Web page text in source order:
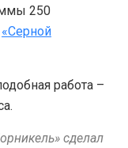
250
«Серной
работа –
сделал